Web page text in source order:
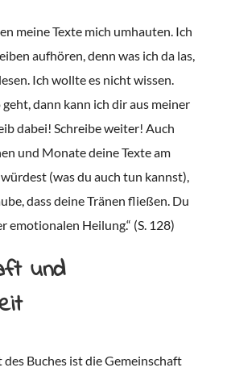
meine Texte mich umhauten. Ich
aufhören, denn was ich da las,
Ich wollte es nicht wissen.
dann kann ich dir aus meiner
dabei! Schreibe weiter! Auch
und Monate deine Texte am
(was du auch tun kannst),
dass deine Tränen fließen. Du
emotionalen Heilung.“ (S. 128)
und
Buches ist die Gemeinschaft